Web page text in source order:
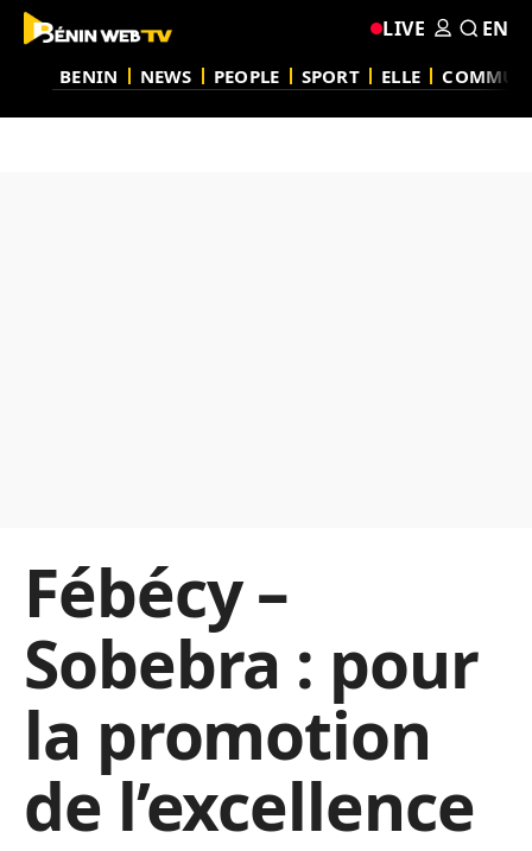
BENIN NEWS PEOPLE SPORT ELLE
LIVE EN
Fébécy –
Sobebra : pour
la promotion
de l’excellence